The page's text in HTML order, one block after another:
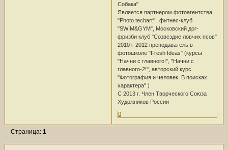
Собака"
Является партнером фотоагентства
"Photo techart" , фитнес-клуб
"SWIM&GYM", Московский дог-
фризби клуб "Созвездие ловчих псов"
2010 г-2012 преподаватель в
фотошколе "Fresh Ideas" (курсы
"Начни с главного!", "Начни с
главного-2!", авторский курс
"Фотография и человек. В поисках
характера" )
С 2013 г. Член Творческого Союза
Художников России
0
Страница:1